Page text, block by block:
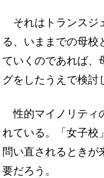
それはトランスジ
る、いままでの母校
ていくのであれば、
グをしたうえで検討
性的マイノリティ
れている。「女子校
問い直されるときが
要だろう。